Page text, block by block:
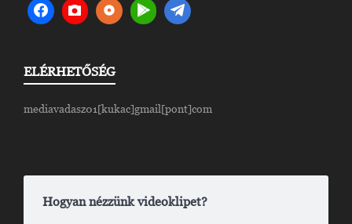
ELÉRHETŐSÉG
mediavadasz01[kukac]gmail[pont]com
Hogyan nézzünk videoklipet?